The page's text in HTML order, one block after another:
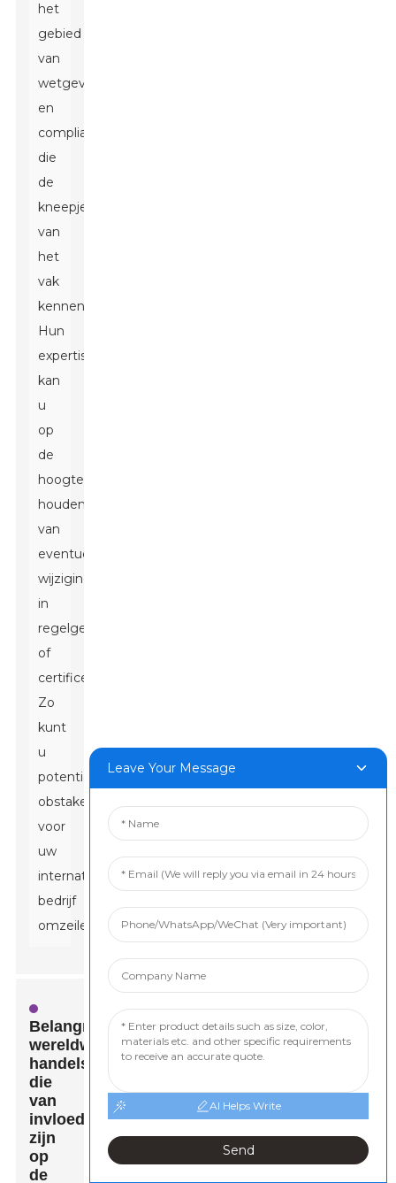
het
gebied
van
wetgeving
en
compliance
die
de
kneepjes
van
het
vak
kennen.
Hun
expertise
kan
u
op
de
hoogte
houden
van
eventuele
wijzigingen
in
regelgeving
of
certificeringsbehoeften.
Zo
kunt
u
potentiële
obstakels
voor
uw
internationale
bedrijf
omzeilen.
Belangrijke
wereldwijde
handelsregels
die
van
invloed
zijn
op
de
Leave Your Message
AI Helps Write
Send